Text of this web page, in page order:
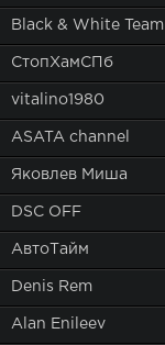
Black & White Team
СтопХамСПб
vitalino1980
ASATA channel
Яковлев Миша
DSC OFF
АвтоТайм
Denis Rem
Alan Enileev